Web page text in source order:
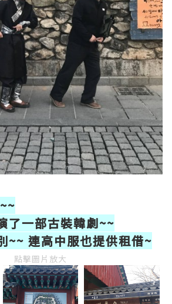
了一部古裝韓劇~~
~~ 連高中服也提供租借~
點擊圖片放大